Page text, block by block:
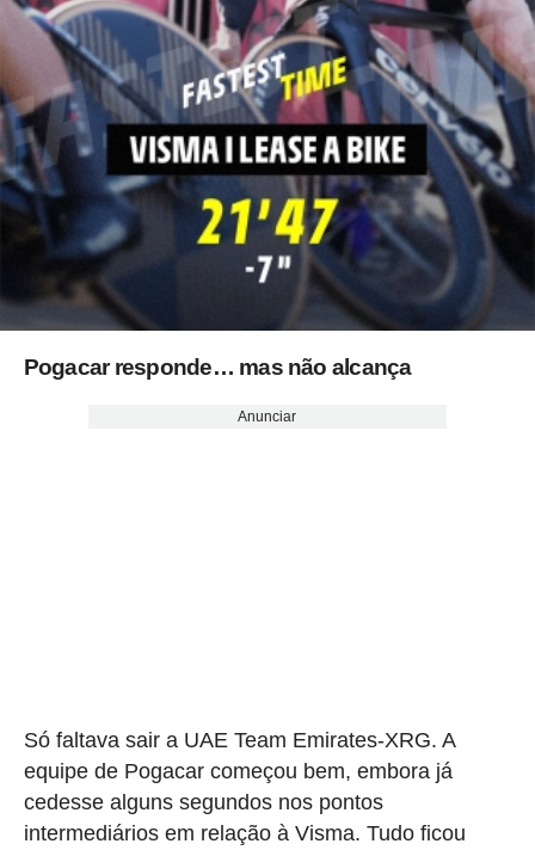
Pogacar responde… mas não alcança
Anunciar
Só faltava sair a UAE Team Emirates-XRG. A
equipe de Pogacar começou bem, embora já
cedesse alguns segundos nos pontos
intermediários em relação à Visma. Tudo ficou